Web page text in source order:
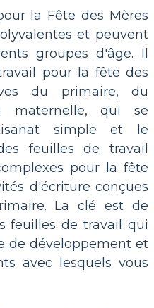
la Fête des Mères
et peuvent
groupes d'âge. Il
pour la fête des
du primaire, du
maternelle, qui se
simple et le
feuilles de travail
pour la fête
d'écriture conçues
La clé est de
feuilles de travail qui
de développement et
avec lesquels vous